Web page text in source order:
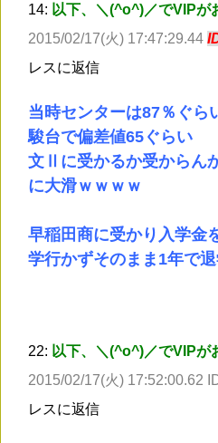
14: 以下、＼(^o^)／でVIPが
2015/02/17(火) 17:47:29.44
レスに返信
当時センターは87％ぐら
駿台で偏差値65ぐらい
文Ⅱに受かるか受からん
に大滑ｗｗｗｗ
早稲田商に受かり入学金
学行かずそのまま1年で
22: 以下、＼(^o^)／でVIPが
2015/02/17(火) 17:52:00.62
レスに返信